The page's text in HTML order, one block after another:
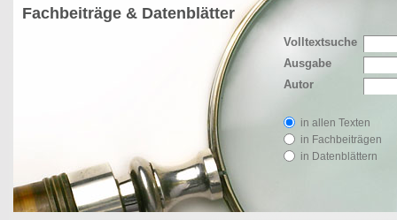
Volltextsuche
Ausgabe
Autor
in allen Texten
in Fachbeiträgen
in Datenblättern
Fachbeiträge & Datenblätter